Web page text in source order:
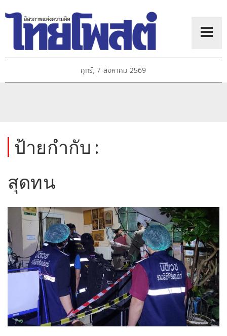
ศุกร์, 7 สิงหาคม 2569
ป้ายกำกับ :
สุดทน